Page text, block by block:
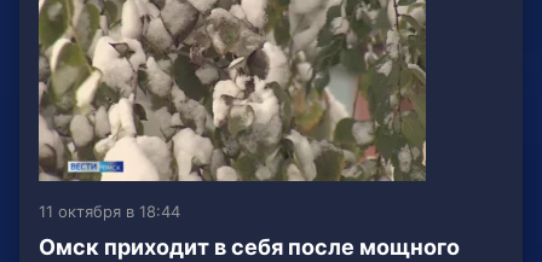
11 октября в 18:44
Омск приходит в себя после мощного